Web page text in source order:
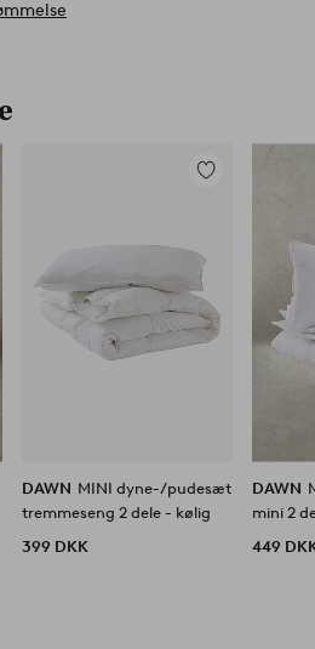
Tilføj
DAWN MINI dyne-/pudesæt
tremmeseng 2 dele - kølig
399 DKK
DAWN
mini 2
449